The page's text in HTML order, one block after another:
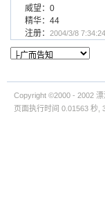
威望：0
精华：44
注册： 2004/3/8 7:34:24
Copyright ©2000 - 2002
页面执行时间 0.01563 秒,